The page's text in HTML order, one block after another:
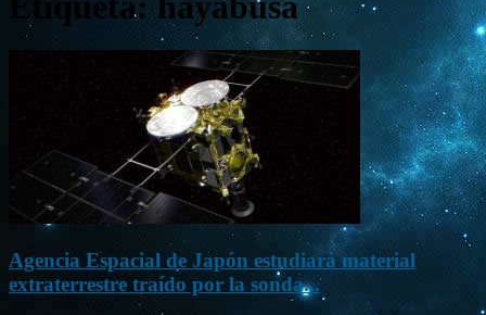
Agencia Espacial de Japón estudiará material
extraterrestre traído por la sonda...